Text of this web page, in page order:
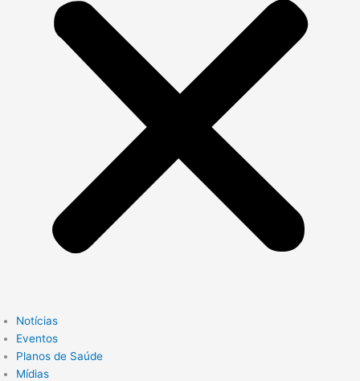
Notícias
Eventos
Planos de Saúde
Mídias